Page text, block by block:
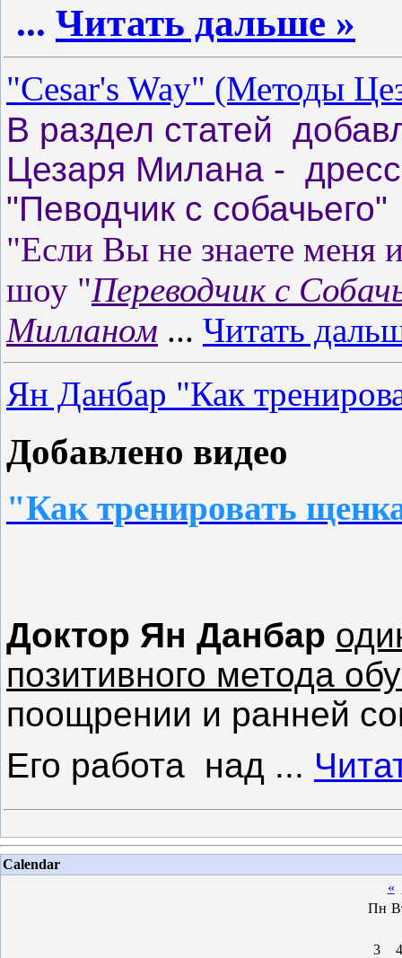
... Читать дальше »
"Cesar's Way" (Методы
В раздел статей
Цезаря Милана -
"Певодчик с собачьего"
"Если Вы не знаете меня
шоу "Переводчик с
Милланом ... Читать
Ян Данбар "Как
Добавлено видео
"Как тренировать
Доктор Ян Данбар
позитивного метода
поощрении и ранней
Его работа над ...
Calendar
«
Пн
3
4